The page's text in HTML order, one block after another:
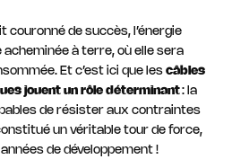
couronné de succès, l’énergie
à terre, où elle sera
Et c’est ici que les câbles
jouent un rôle déterminant: la
de résister aux contraintes
un véritable tour de force,
de développement !